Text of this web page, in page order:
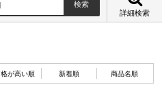
詳細検索
が高い順 新着順 商品名順